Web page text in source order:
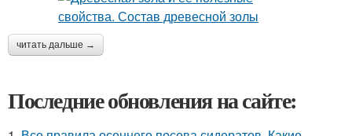
читать дальше →
Последние обновления на сайте: